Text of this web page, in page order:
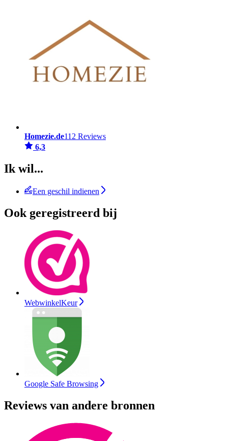
Homezie.de112 Reviews
6,3
Ik wil...
Een geschil indienen
Ook geregistreerd bij
WebwinkelKeur
Google Safe Browsing
Reviews van andere bronnen